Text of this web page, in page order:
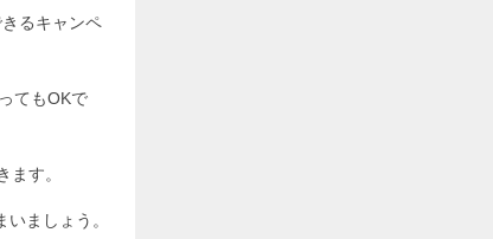
るキャンペ
てもOKで
す。
ましょう。